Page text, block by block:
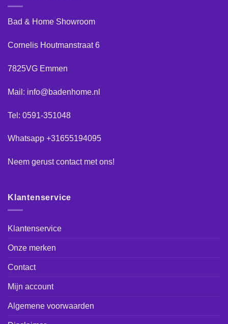
Bad & Home Showroom
Cornelis Houtmanstraat 6
7825VG Emmen
Mail: info@badenhome.nl
Tel: 0591-351048
Whatsapp +31655194095
Neem gerustcontactmet ons!
Klantenservice
Klantenservice
Onze merken
Contact
Mijn account
Algemene voorwaarden